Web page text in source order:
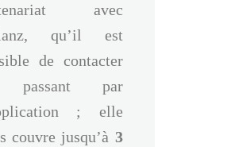
avec
qu’il est
de contacter
passant par
; elle
couvre jusqu’à 3